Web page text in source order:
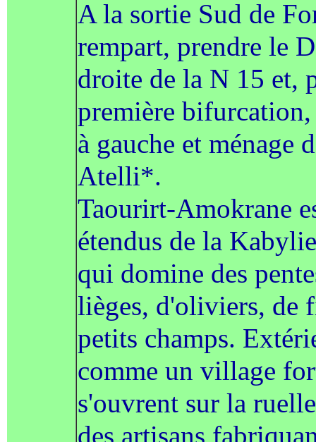
A la sortie Sud de
rempart, prendre le
droite de la N 15 et,
première
à gauche et ménage
Atelli*.
Taourirt-Amokrane
étendus de la
qui domine des
lièges, d'oliviers, de
petits champs.
comme un village
s'ouvrent sur la
des artisans